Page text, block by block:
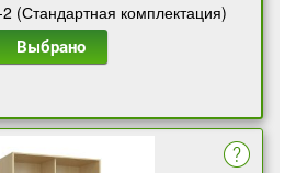
(Стандартная комплектация)
Выбрано